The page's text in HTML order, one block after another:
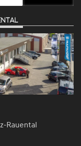
Rauental